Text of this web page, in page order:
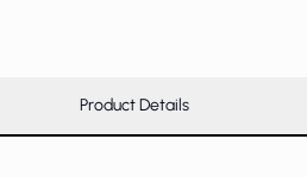
Product Details